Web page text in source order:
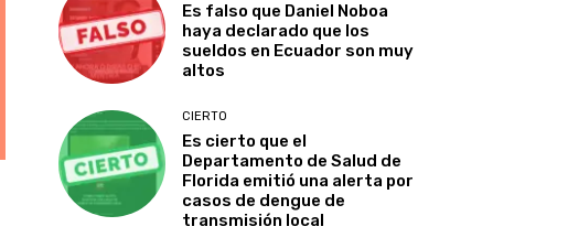
Es falso que Daniel Noboa
haya declarado que los
sueldos en Ecuador son muy
altos
CIERTO
Es cierto que el
Departamento de Salud de
Florida emitió una alerta por
casos de dengue de
transmisión local